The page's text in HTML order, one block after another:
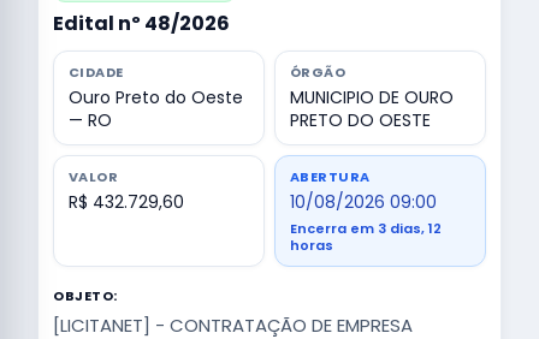
Edital nº 48/2026
CIDADE
Ouro Preto do Oeste
— RO
ÓRGÃO
MUNICIPIO DE OURO
PRETO DO OESTE
VALOR
R$ 432.729,60
ABERTURA
10/08/2026 09:00
Encerra em 3 dias, 12
horas
OBJETO:
[LICITANET] - CONTRATAÇÃO DE EMPRESA